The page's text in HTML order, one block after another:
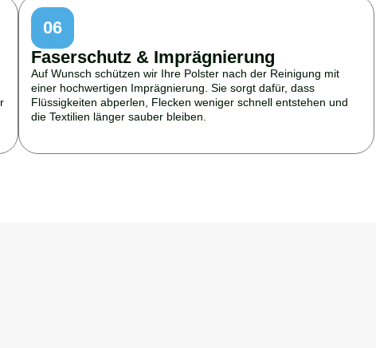
06
Faserschutz & Imprägnierung
Auf Wunsch schützen wir Ihre Polster nach der Reinigung mit
einer hochwertigen Imprägnierung. Sie sorgt dafür, dass
Flüssigkeiten abperlen, Flecken weniger schnell entstehen und
die Textilien länger sauber bleiben.